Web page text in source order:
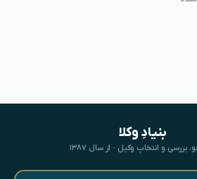
بنیادِ وکلا
بررسی و انتخابِ وکیل · از سال ۱۳۸۷